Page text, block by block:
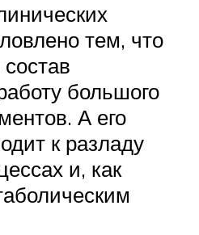
тем, что
большого
А его
к разладу
и, как